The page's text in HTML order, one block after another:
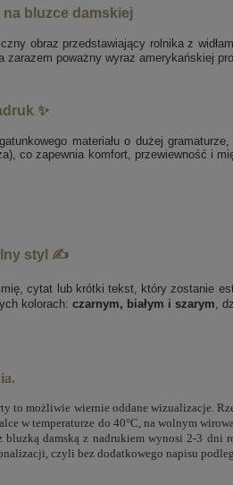
bluzce damskiej
obraz przedstawiający rolnika z
poważny wyraz amerykańskiej
✨
materiału o dużej
co zapewnia komfort, przewiewność i
styl ✍️
cytat lub krótki tekst, który zostanie
kolorach: czarnym, białym i szarym ,
to możliwie wiernie oddane wizualizacje.
w temperaturze do 40°C, na wolnym
bluzką damską z nadrukiem wynosi 2-3 dni
czyli bez dodatkowego napisu